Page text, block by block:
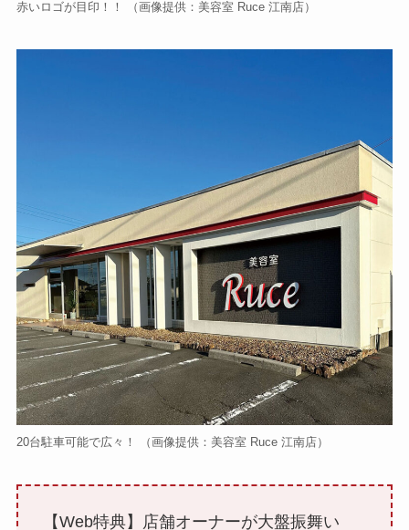
赤いロゴが目印！！ （画像提供：美容室 Ruce 江南店）
20台駐車可能で広々！ （画像提供：美容室 Ruce 江南店）
【Web特典】店舗オーナーが大盤振舞い